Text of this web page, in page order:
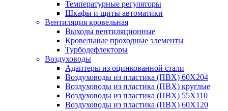
Температурные регуляторы
Шкафы и щиты автоматики
Вентиляция кровельная
Выходы вентиляционные
Кровельные проходные элементы
Турбодефлекторы
Воздуховоды
Адаптеры из оцинкованной стали
Воздуховоды из пластика (ПВХ) 60Х204
Воздуховоды из пластика (ПВХ) круглые
Воздуховоды из пластика (ПВХ) 55Х110
Воздуховоды из пластика (ПВХ) 60Х120